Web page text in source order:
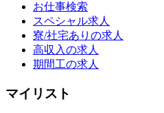
お仕事検索
スペシャル求人
寮/社宅ありの求人
高収入の求人
期間工の求人
マイリスト